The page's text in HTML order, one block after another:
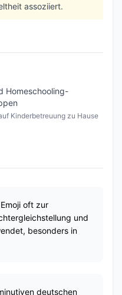
assoziiert.
Homeschooling-
Kinderbetreuung zu Hause
oft zur
und
besonders in
deutschen